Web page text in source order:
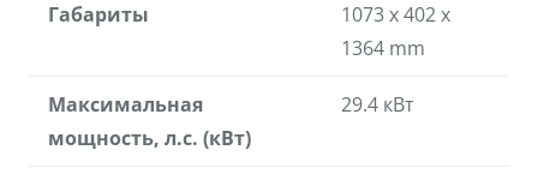
Габариты
1073 x 402 x
1364 mm
Максимальная
мощность, л.с. (кВт)
29.4 кВт